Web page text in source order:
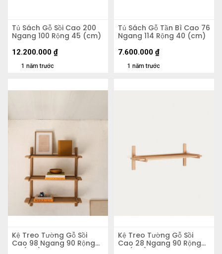
Tủ Sách Gỗ Sồi Cao 200
Ngang 100 Rộng 45 (cm)
1 năm trước
12.200.000 ₫
Tủ Sách Gỗ Tần Bì Cao 76
Ngang 114 Rộng 40 (cm)
1 năm trước
7.600.000 ₫
Kệ Treo Tường Gỗ Sồi
Cao 98 Ngang 90 Rộng
25 (cm)
Kệ Treo Tường Gỗ Sồi
Cao 28 Ngang 90 Rộng
25 (cm)